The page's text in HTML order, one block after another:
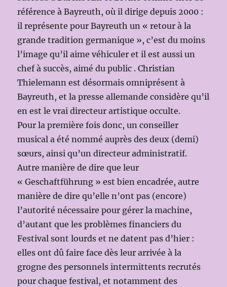
référence à Bayreuth, où il dirige depuis 2000 :
il représente pour Bayreuth un « retour à la
grande tradition germanique », c’est du moins
l’image qu’il aime véhiculer et il est aussi un
chef à succès, aimé du public . Christian
Thielemann est désormais omniprésent à
Bayreuth, et la presse allemande considère qu’il
en est le vrai directeur artistique occulte.
Pour la première fois donc, un conseiller
musical a été nommé auprès des deux (demi)
sœurs, ainsi qu’un directeur administratif.
Autre manière de dire que leur
« Geschaftführung » est bien encadrée, autre
manière de dire qu’elle n’ont pas (encore)
l’autorité nécessaire pour gérer la machine,
d’autant que les problèmes financiers du
Festival sont lourds et ne datent pas d’hier :
elles ont dû faire face dès leur arrivée à la
grogne des personnels intermittents recrutés
pour chaque festival, et notamment des